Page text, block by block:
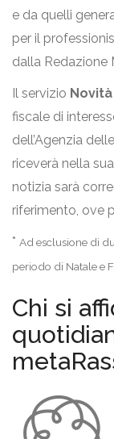
e da quelli
per il
dalla Redazione
Il servizio
fiscale di
dell’Agenzia
riceverà nella
notizia sarà
riferimento, ove
* Ad esclusione di
periodo di Natale e
Chi si